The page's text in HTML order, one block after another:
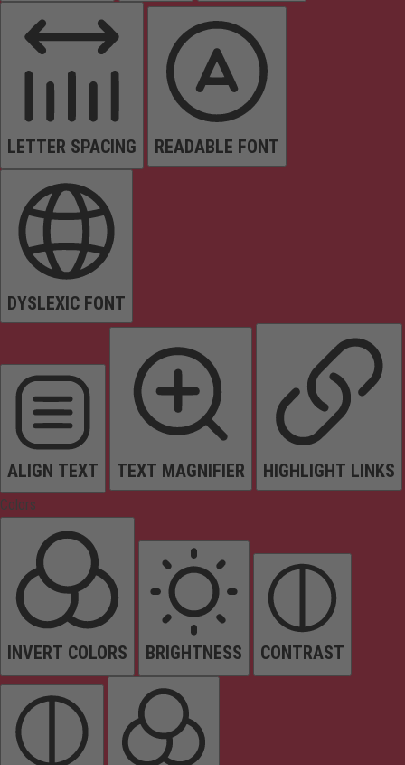
LETTER SPACING READABLE FONT
DYSLEXIC FONT
ALIGN TEXT TEXT MAGNIFIER HIGHLIGHT LINKS
Colors
INVERT COLORS BRIGHTNESS CONTRAST